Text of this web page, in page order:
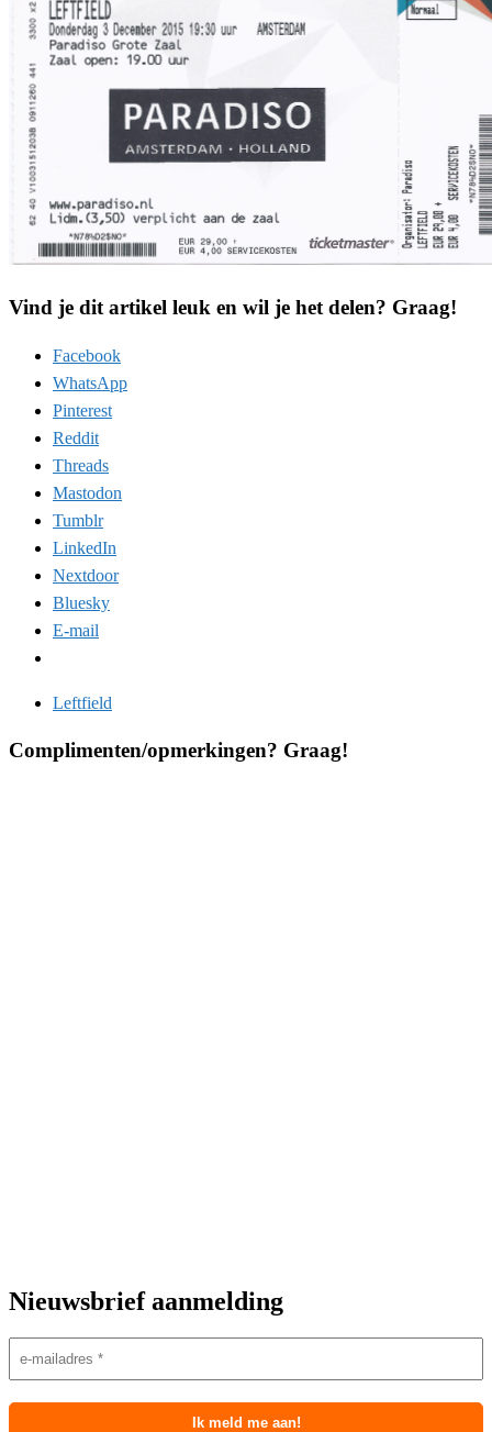
Vind je dit artikel leuk en wil je het delen? Graag!
Facebook
WhatsApp
Pinterest
Reddit
Threads
Mastodon
Tumblr
LinkedIn
Nextdoor
Bluesky
E-mail
Leftfield
Complimenten/opmerkingen? Graag!
Nieuwsbrief aanmelding